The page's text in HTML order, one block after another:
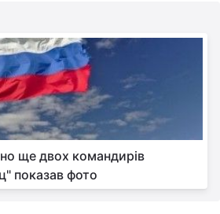
ще двох командирів
показав фото